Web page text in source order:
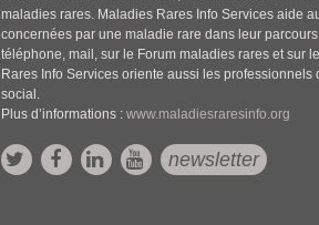
maladies rares. Maladies Rares Info Services aide
concernées par une maladie rare dans leur
téléphone, mail, sur le Forum maladies rares et sur
Rares Info Services oriente aussi les professionnels
social.
Plus d’informations :www.maladiesraresinfo.org
newsletter